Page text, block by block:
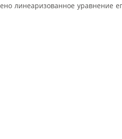
линеаризованное уравнение